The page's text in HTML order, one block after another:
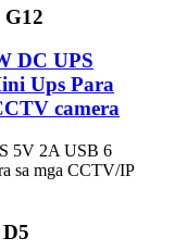
DC UPS
Ups Para
camera